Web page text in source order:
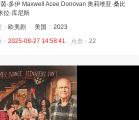
·多伊 Maxwell Acee Donovan 奥莉维亚·桑比
拉·库尼斯
欧美剧 美国
2023
2025-08-27 14:58:41 点击： 22